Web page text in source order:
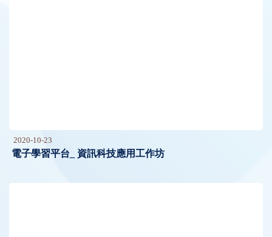
2020-10-23
電子學習平台_ 資訊科技應用工作坊